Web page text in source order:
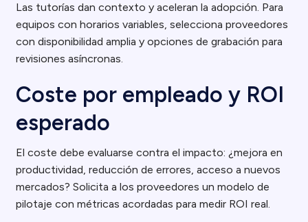
Las tutorías dan contexto y aceleran la adopción. Para
equipos con horarios variables, selecciona proveedores
con disponibilidad amplia y opciones de grabación para
revisiones asíncronas.
Coste por empleado y ROI
esperado
El coste debe evaluarse contra el impacto: ¿mejora en
productividad, reducción de errores, acceso a nuevos
mercados? Solicita a los proveedores un modelo de
pilotaje con métricas acordadas para medir ROI real.